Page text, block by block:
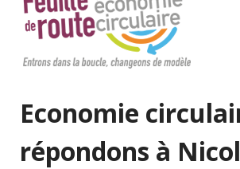
Economie
répondons à